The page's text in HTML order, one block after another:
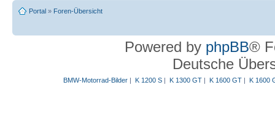
Portal » Foren-Übersicht
Powered by phpBB®
Deutsche
BMW-Motorrad-Bilder| K 1200 S| K 1300 GT| K 1600 GT| K 1600